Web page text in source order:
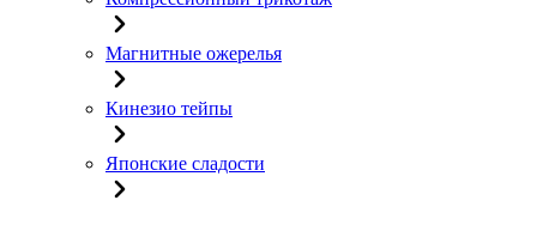
Магнитные ожерелья
Кинезио тейпы
Японские сладости